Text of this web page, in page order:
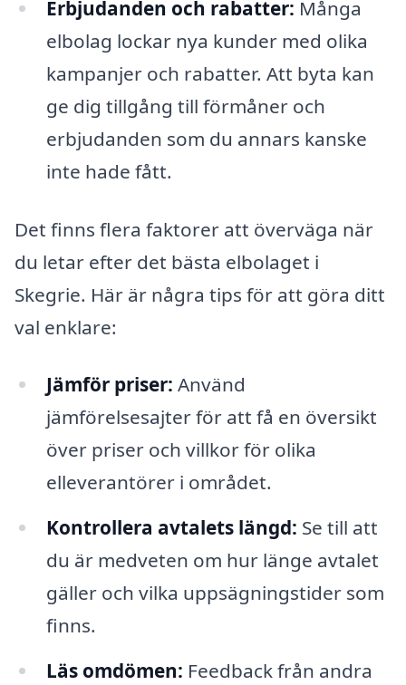
Erbjudanden och rabatter: Många
elbolag lockar nya kunder med olika
kampanjer och rabatter. Att byta kan
ge dig tillgång till förmåner och
erbjudanden som du annars kanske
inte hade fått.
Det finns flera faktorer att överväga när
du letar efter det bästa elbolaget i
Skegrie. Här är några tips för att göra ditt
val enklare:
Jämför priser: Använd
jämförelsesajter för att få en översikt
över priser och villkor för olika
elleverantörer i området.
Kontrollera avtalets längd: Se till att
du är medveten om hur länge avtalet
gäller och vilka uppsägningstider som
finns.
Läs omdömen: Feedback från andra